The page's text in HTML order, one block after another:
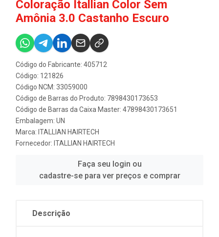
Coloração Itallian Color Sem
Amônia 3.0 Castanho Escuro
Código do Fabricante: 405712
Código: 121826
Código NCM: 33059000
Código de Barras do Produto: 7898430173653
Código de Barras da Caixa Master: 47898430173651
Embalagem: UN
Marca: ITALLIAN HAIRTECH
Fornecedor: ITALLIAN HAIRTECH
Faça seu login ou
cadastre-se para ver preços e comprar
Descrição